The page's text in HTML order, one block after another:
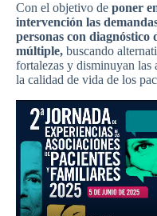
Con el objetivo de poner
intervención las
personas con diagnóstico
múltiple, buscando
fortalezas y disminuyan las
la calidad de vida de los